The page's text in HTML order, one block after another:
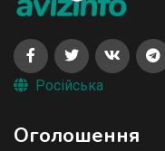
Російська
Оголошення